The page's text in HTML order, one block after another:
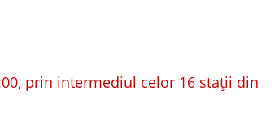
prin intermediul celor 16 stații din